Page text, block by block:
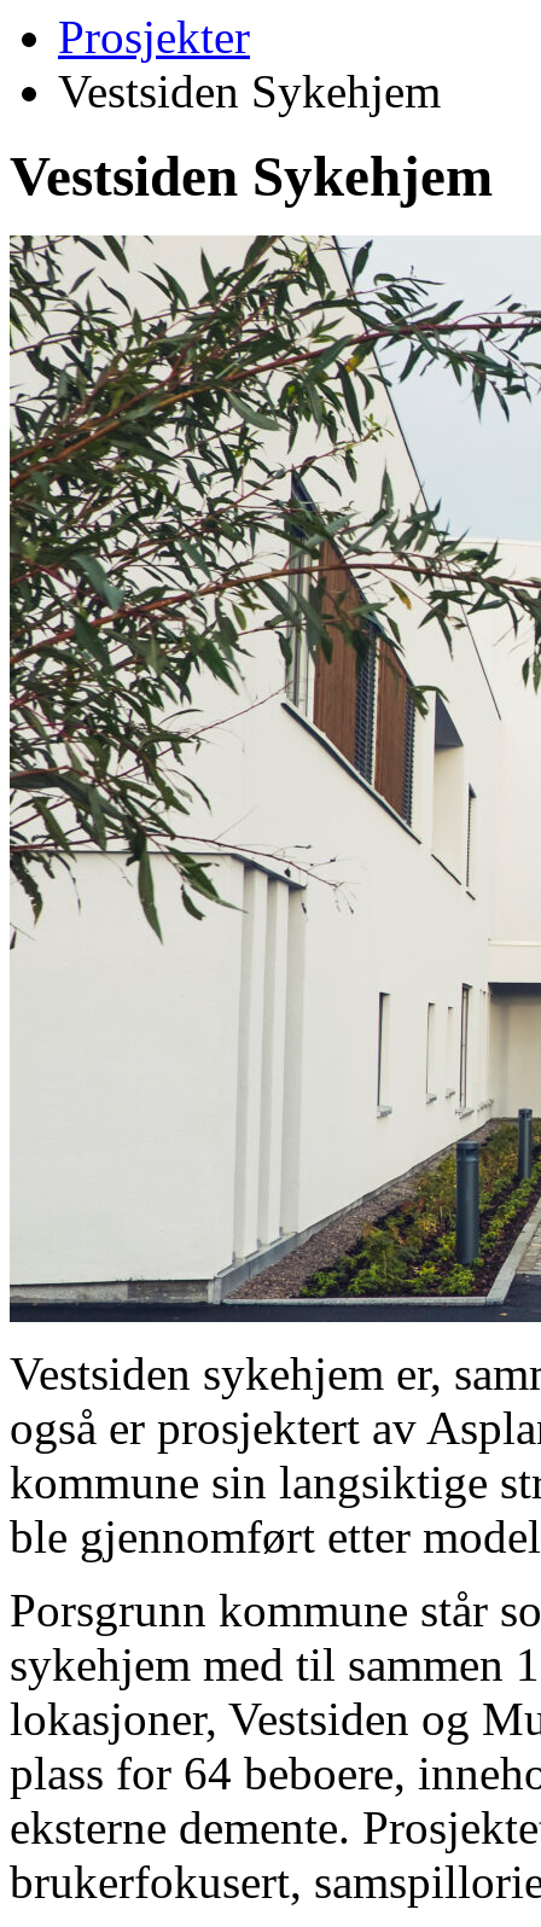
Prosjekter
Vestsiden Sykehjem
Vestsiden Sykehjem
Vestsiden sykehjem er,
også er prosjektert av
kommune sin langsiktige
ble gjennomført etter
Porsgrunn kommune står
sykehjem med til sammen
lokasjoner, Vestsiden og
plass for 64 beboere,
eksterne demente.
brukerfokusert,